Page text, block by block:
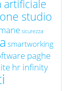
artificiale
studio
sicurezza
smartworking
paghe
hr infinity